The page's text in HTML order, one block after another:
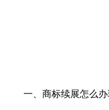
一、商标续展怎么办